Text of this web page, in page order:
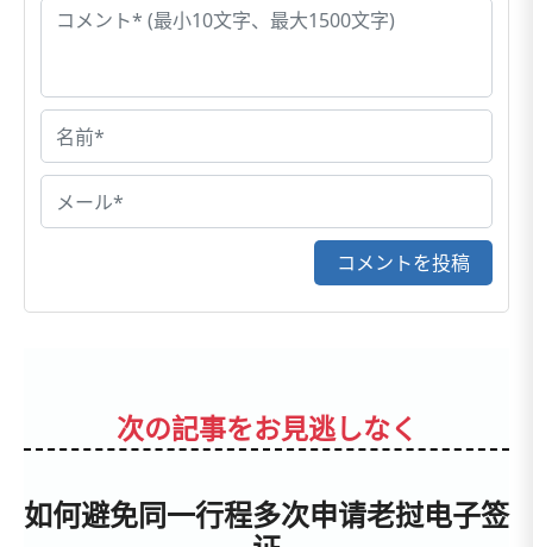
コメントを投稿
次の記事をお見逃しなく
如何避免同一行程多次申请老挝电子签